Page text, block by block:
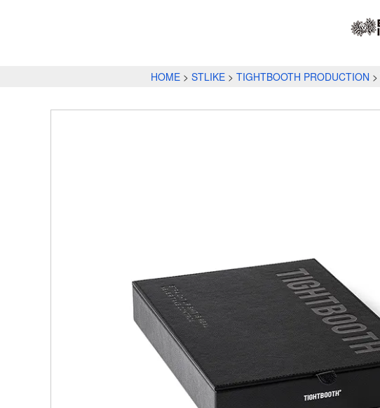
HOME STLIKE TIGHTBOOTH PRODUCTION